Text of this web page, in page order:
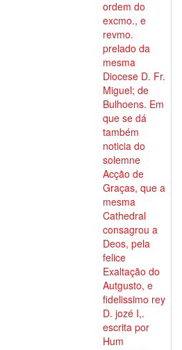
ordem do
excmo., e
revmo.
prelado da
mesma
Diocese D. Fr.
Miguel; de
Bulhoens. Em
que se dá
também
noticia do
solemne
Acção de
Graças, que a
mesma
Cathedral
consagrou a
Deos, pela
felice
Exaltação do
Autgusto, e
fidelissimo rey
D. jozé I,.
escrita por
Hum